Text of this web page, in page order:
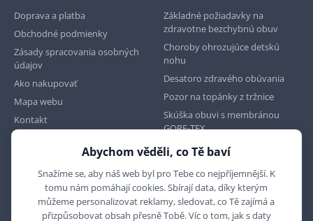
Doprava a platba
Obchodné podmienky
Zásady spracovania osobných
údajov
Ako nakupovať
Mapa webu
Kontakt
Základné požiadavky na
zdravotne bezchybnú obuv
Choroby ohrozujúce detskú
nohu
Desatoro zdravého obúvania
Pozor na topánky z tržnice
Skúška obuvi s membránou
GORE-TEX
Abychom věděli, co Tě baví
Snažíme se, aby náš web byl pro Tebe co nejpříjemnější. K
tomu nám pomáhají cookies. Sbírají data, díky kterým
můžeme personalizovat reklamy, sledovat, co Tě zajímá a
přizpůsobovat obsah přesně Tobě. Víc o tom, jak s daty